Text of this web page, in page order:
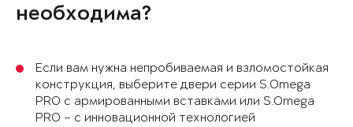
необходима?
Если вам нужна непробиваемая и взломостойкая
конструкция, выберите двери серии S.Omega
PRO с армированными вставками или S.Omega
PRO – с инновационной технологией